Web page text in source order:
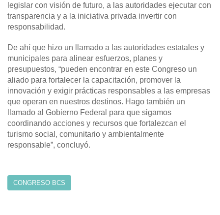
legislar con visión de futuro, a las autoridades ejecutar con
transparencia y a la iniciativa privada invertir con
responsabilidad.
De ahí que hizo un llamado a las autoridades estatales y
municipales para alinear esfuerzos, planes y
presupuestos, “pueden encontrar en este Congreso un
aliado para fortalecer la capacitación, promover la
innovación y exigir prácticas responsables a las empresas
que operan en nuestros destinos. Hago también un
llamado al Gobierno Federal para que sigamos
coordinando acciones y recursos que fortalezcan el
turismo social, comunitario y ambientalmente
responsable”, concluyó.
CONGRESO BCS